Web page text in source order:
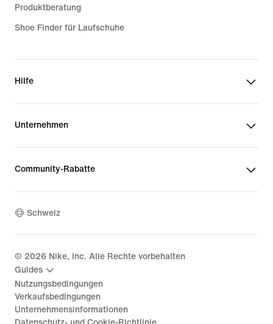
Produktberatung
Shoe Finder für Laufschuhe
Hilfe
Unternehmen
Community-Rabatte
Schweiz
© 2026 Nike, Inc. Alle Rechte vorbehalten
Guides
Nutzungsbedingungen
Verkaufsbedingungen
Unternehmensinformationen